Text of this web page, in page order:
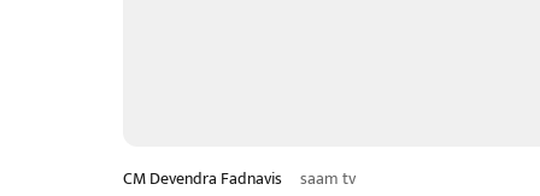
CM Devendra Fadnavis saam tv